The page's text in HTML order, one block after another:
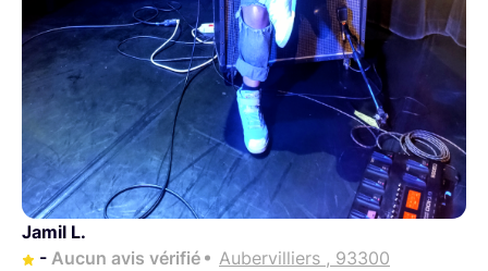
Jamil L.
- Aucun avis vérifié Aubervilliers , 93300